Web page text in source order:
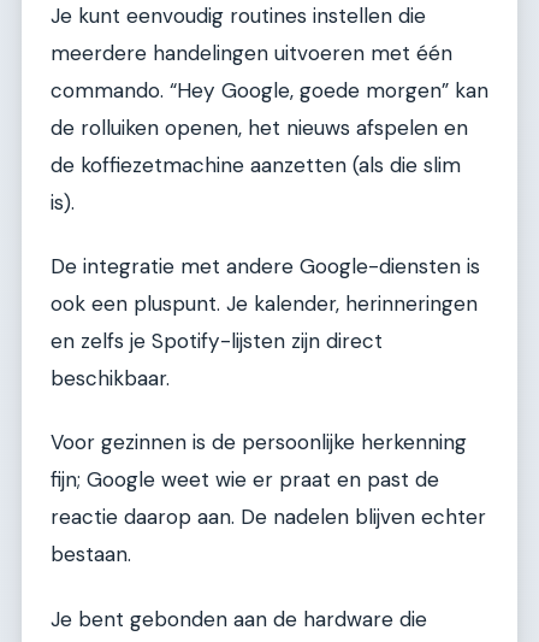
Je kunt eenvoudig routines instellen die
meerdere handelingen uitvoeren met één
commando. “Hey Google, goede morgen” kan
de rolluiken openen, het nieuws afspelen en
de koffiezetmachine aanzetten (als die slim
is).
De integratie met andere Google-diensten is
ook een pluspunt. Je kalender, herinneringen
en zelfs je Spotify-lijsten zijn direct
beschikbaar.
Voor gezinnen is de persoonlijke herkenning
fijn; Google weet wie er praat en past de
reactie daarop aan. De nadelen blijven echter
bestaan.
Je bent gebonden aan de hardware die